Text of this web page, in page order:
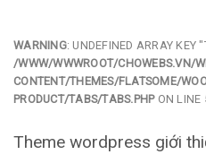
WARNING: UNDEFINED ARRAY KEY
/WWW/WWWROOT/CHOWEBS.VN/
CONTENT/THEMES/FLATSOME/
PRODUCT/TABS/TABS.PHPON LINE
Theme wordpress giới